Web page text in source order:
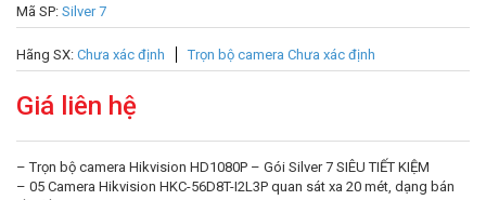
Mã SP: Silver 7
Hãng SX: Chưa xác định Trọn bộ camera Chưa xác định
Giá liên hệ
– Trọn bộ camera Hikvision HD1080P – Gói Silver 7 SIÊU TIẾT KIỆM
– 05 Camera Hikvision HKC-56D8T-I2L3P quan sát xa 20 mét, dạng bán